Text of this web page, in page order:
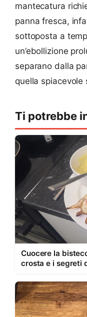
mantecatura
panna fresca,
sottoposta a
un’ebollizione
separano dalla
quella spiacevole
Ti potrebbe
Cuocere la
crosta e i segreti